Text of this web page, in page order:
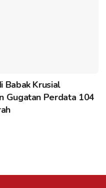
Babak Krusial
Gugatan Perdata 104